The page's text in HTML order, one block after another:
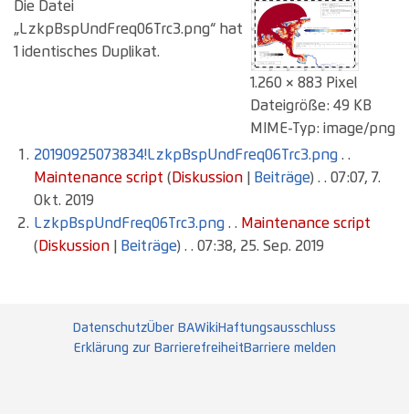
1.260 × 883 Pixel
Dateigröße: 49 KB
MIME-Typ: image/png
Die Datei
„LzkpBspUndFreq06Trc3.png“ hat
1 identisches Duplikat.
20190925073834!LzkpBspUndFreq06Trc3.png . .
Maintenance script (Diskussion Beiträge) . . 07:07, 7.
Okt. 2019
LzkpBspUndFreq06Trc3.png . . Maintenance script
(Diskussion Beiträge) . . 07:38, 25. Sep. 2019
DatenschutzÜber BAWiki Haftungsausschluss
Erklärung zur BarrierefreiheitBarriere melden